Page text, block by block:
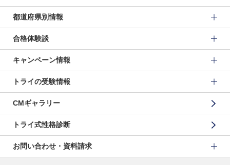
都道府県別情報
合格体験談
キャンペーン情報
トライの受験情報
CMギャラリー
トライ式性格診断
お問い合わせ・資料請求